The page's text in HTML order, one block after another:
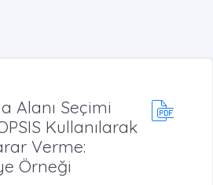
Alanı Seçimi
Kullanılarak
Verme:
Örneği